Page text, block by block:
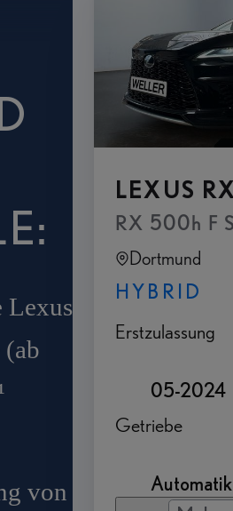
Lexus
von
LEXUS RX
RX 500h F
Dortmund
HYBRID
Erstzulassung
05-2024
Getriebe
Automatik